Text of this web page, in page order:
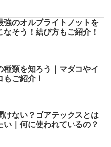
強のオルブライトノットを
なそう！結び方もご紹介！
種類を知ろう｜マダコやイ
もご紹介！
けない？ゴアテックスとは
い｜何に使われているの？